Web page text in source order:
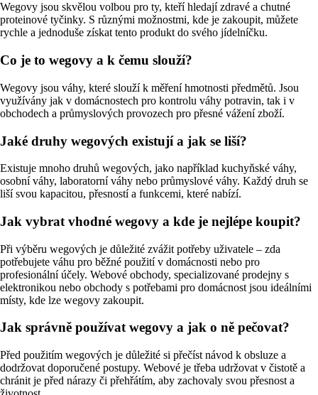
Wegovy jsou skvělou volbou pro ty, kteří hledají zdravé a chutné
proteinové tyčinky. S různými možnostmi, kde je zakoupit, můžete
rychle a jednoduše získat tento produkt do svého jídelníčku.
Co je to wegovy a k čemu slouží?
Wegovy jsou váhy, které slouží k měření hmotnosti předmětů. Jsou
využívány jak v domácnostech pro kontrolu váhy potravin, tak i v
obchodech a průmyslových provozech pro přesné vážení zboží.
Jaké druhy wegových existují a jak se liší?
Existuje mnoho druhů wegových, jako například kuchyňské váhy,
osobní váhy, laboratorní váhy nebo průmyslové váhy. Každý druh se
liší svou kapacitou, přesností a funkcemi, které nabízí.
Jak vybrat vhodné wegovy a kde je nejlépe koupit?
Při výběru wegových je důležité zvážit potřeby uživatele – zda
potřebujete váhu pro běžné použití v domácnosti nebo pro
profesionální účely. Webové obchody, specializované prodejny s
elektronikou nebo obchody s potřebami pro domácnost jsou ideálními
místy, kde lze wegovy zakoupit.
Jak správně používat wegovy a jak o ně pečovat?
Před použitím wegových je důležité si přečíst návod k obsluze a
dodržovat doporučené postupy. Webové je třeba udržovat v čistotě a
chránit je před nárazy či přehřátím, aby zachovaly svou přesnost a